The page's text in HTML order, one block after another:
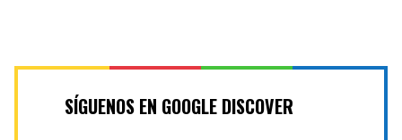
SÍGUENOS EN GOOGLE DISCOVER